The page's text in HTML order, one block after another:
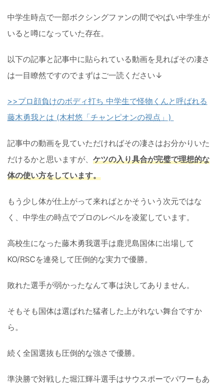
中学生時点で一部ボクシングファンの間でやばい中学生が
いると噂になっていた存在。
以下の記事と記事中に貼られている動画を見ればその凄さ
は一目瞭然ですのでまずはご一読ください↓
>>プロ顔負けのボディ打ち 中学生で怪物くんと呼ばれる
藤木勇我とは (木村悠「チャンピオンの視点」)
記事中の動画を見ていただければその凄さはお分かりいた
だけるかと思いますが、 ケツの入り具合が完璧で理想的な
体の使い方をしています。
もう少し体が仕上がって来ればとかそういう次元ではな
く、中学生の時点でプロのレベルを凌駕しています。
高校生になった藤木勇我選手は鹿児島国体に出場して
KO/RSCを連発して圧倒的な実力で優勝。
敗れた選手が弱かったなんて事は決してありません。
そもそも国体は選ばれた猛者した上がれない舞台ですか
ら。
続く全国選抜も圧倒的な強さで優勝。
準決勝で対戦した堀江輝斗選手はサウスポーでパワーもあ